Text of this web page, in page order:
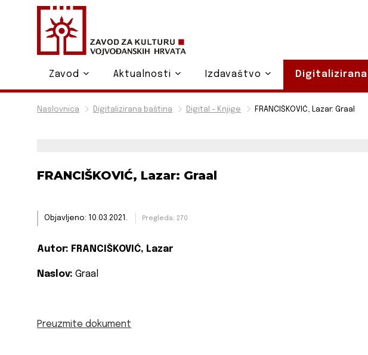
Naslovnica Digitalizirana baština Digital - Knjige FRANCIŠKOVIĆ, Lazar: Graal
FRANCIŠKOVIĆ, Lazar: Graal
Objavljeno: 10.03.2021. Pregleda: 270
Autor: FRANCIŠKOVIĆ, Lazar
Naslov: Graal
Preuzmite dokument
Zavod Aktualnosti Izdavaštvo